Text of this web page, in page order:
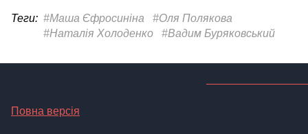
Теги: #Маша Єфросиніна
#Оля Полякова
#Наталія Холоденко
#Вадим Буряковський
Повна версія